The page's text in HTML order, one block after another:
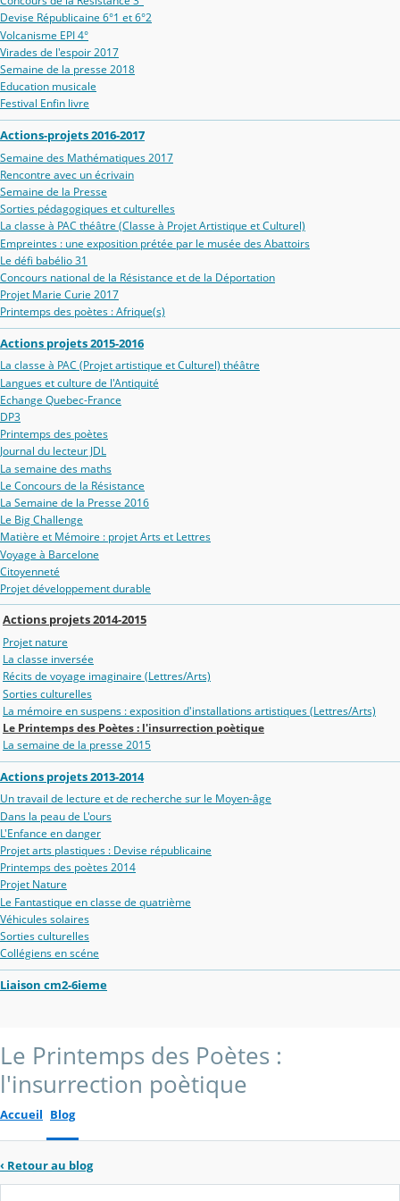
Devise Républicaine 6°1 et 6°2
Volcanisme EPI 4°
Virades de l'espoir 2017
Semaine de la presse 2018
Education musicale
Festival Enfin livre
Actions-projets 2016-2017
Semaine des Mathématiques 2017
Rencontre avec un écrivain
Semaine de la Presse
Sorties pédagogiques et culturelles
La classe à PAC théâtre (Classe à Projet Artistique et Culturel)
Empreintes : une exposition prétée par le musée des Abattoirs
Le défi babélio 31
Concours national de la Résistance et de la Déportation
Projet Marie Curie 2017
Printemps des poètes : Afrique(s)
Actions projets 2015-2016
La classe à PAC (Projet artistique et Culturel) théâtre
Langues et culture de l'Antiquité
Echange Quebec-France
DP3
Printemps des poètes
Journal du lecteur JDL
La semaine des maths
Le Concours de la Résistance
La Semaine de la Presse 2016
Le Big Challenge
Matière et Mémoire : projet Arts et Lettres
Voyage à Barcelone
Citoyenneté
Projet développement durable
Actions projets 2014-2015
Projet nature
La classe inversée
Récits de voyage imaginaire (Lettres/Arts)
Sorties culturelles
La mémoire en suspens : exposition d'installations artistiques (Lettres/Arts)
Le Printemps des Poètes : l'insurrection poètique
La semaine de la presse 2015
Actions projets 2013-2014
Un travail de lecture et de recherche sur le Moyen-âge
Dans la peau de L'ours
L'Enfance en danger
Projet arts plastiques : Devise républicaine
Printemps des poètes 2014
Projet Nature
Le Fantastique en classe de quatrième
Véhicules solaires
Sorties culturelles
Collégiens en scéne
Liaison cm2-6ieme
Le Printemps des Poètes :
l'insurrection poètique
Accueil Blog
‹ Retour au blog